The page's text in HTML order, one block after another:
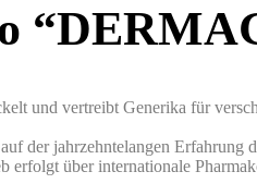
und vertreibt Generika für
der jahrzehntelangen Erfahrung
erfolgt über internationale